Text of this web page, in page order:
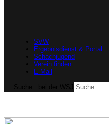
SVW
Ergebnisdienst & Portal
Schachjugend
Verein finden
E-Mail